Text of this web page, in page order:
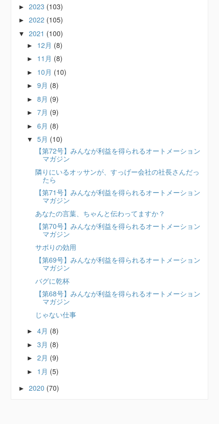
►2023 (103)
►2022 (105)
▼2021 (100)
► 12月 (8)
► 11月 (8)
► 10月 (10)
►9月 (8)
►8月 (9)
►7月 (9)
►6月 (8)
▼5月 (10)
【第72号】みんなが利益を得られるオートメーション
マガジン
隣りにいるオッサンが、すっげー会社の社長さんだっ
たら
【第71号】みんなが利益を得られるオートメーション
マガジン
あなたの言葉、ちゃんと伝わってますか？
【第70号】みんなが利益を得られるオートメーション
マガジン
サボりの効用
【第69号】みんなが利益を得られるオートメーション
マガジン
バグに乾杯
【第68号】みんなが利益を得られるオートメーション
マガジン
じゃない仕事
►4月 (8)
►3月 (8)
►2月 (9)
► 1月 (5)
►2020 (70)